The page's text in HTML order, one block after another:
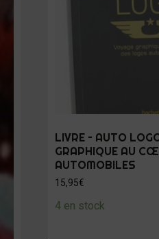
LIVRE – AUTO
GRAPHIQUE AU
AUTOMOBILES
15,95€
4 en stock